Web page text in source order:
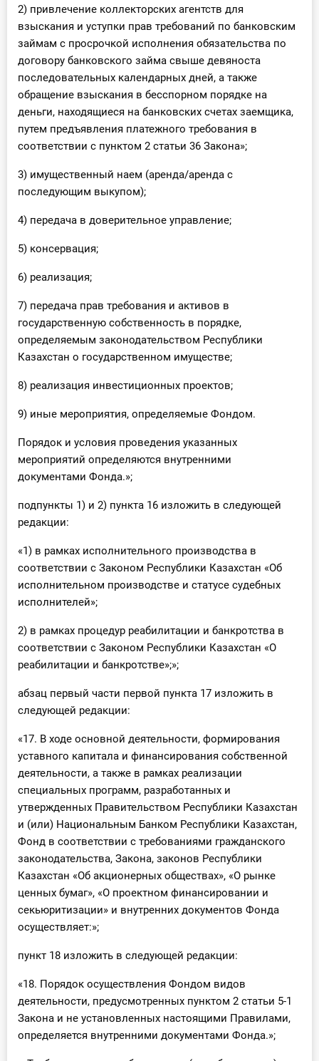
2) привлечение коллекторских агентств для
взыскания и уступки прав требований по банковским
займам с просрочкой исполнения обязательства по
договору банковского займа свыше девяноста
последовательных календарных дней, а также
обращение взыскания в бесспорном порядке на
деньги, находящиеся на банковских счетах заемщика,
путем предъявления платежного требования в
соответствии с пунктом 2 статьи 36 Закона»;
3) имущественный наем (аренда/аренда с
последующим выкупом);
4) передача в доверительное управление;
5) консервация;
6) реализация;
7) передача прав требования и активов в
государственную собственность в порядке,
определяемым законодательством Республики
Казахстан о государственном имуществе;
8) реализация инвестиционных проектов;
9) иные мероприятия, определяемые Фондом.
Порядок и условия проведения указанных
мероприятий определяются внутренними
документами Фонда.»;
подпункты 1) и 2) пункта 16 изложить в следующей
редакции:
«1) в рамках исполнительного производства в
соответствии с Законом Республики Казахстан «Об
исполнительном производстве и статусе судебных
исполнителей»;
2) в рамках процедур реабилитации и банкротства в
соответствии с Законом Республики Казахстан «О
реабилитации и банкротстве»;»;
абзац первый части первой пункта 17 изложить в
следующей редакции:
«17. В ходе основной деятельности, формирования
уставного капитала и финансирования собственной
деятельности, а также в рамках реализации
специальных программ, разработанных и
утвержденных Правительством Республики Казахстан
и (или) Национальным Банком Республики Казахстан,
Фонд в соответствии с требованиями гражданского
законодательства, Закона, законов Республики
Казахстан «Об акционерных обществах», «О рынке
ценных бумаг», «О проектном финансировании и
секьюритизации» и внутренних документов Фонда
осуществляет:»;
пункт 18 изложить в следующей редакции:
«18. Порядок осуществления Фондом видов
деятельности, предусмотренных пунктом 2 статьи 5-1
Закона и не установленных настоящими Правилами,
определяется внутренними документами Фонда.»;